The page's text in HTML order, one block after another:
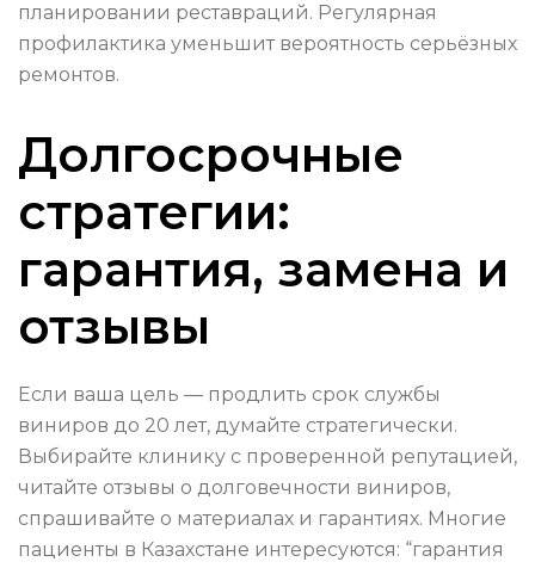
планировании реставраций. Регулярная
профилактика уменьшит вероятность серьёзных
ремонтов.
Долгосрочные
стратегии:
гарантия, замена и
отзывы
Если ваша цель — продлить срок службы
виниров до 20 лет, думайте стратегически.
Выбирайте клинику с проверенной репутацией,
читайте отзывы о долговечности виниров,
спрашивайте о материалах и гарантиях. Многие
пациенты в Казахстане интересуются: “гарантия